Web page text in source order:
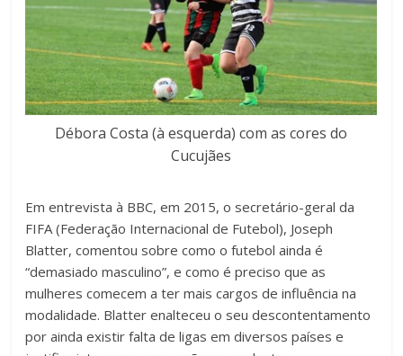
Débora Costa (à esquerda) com as cores do
Cucujães
Em entrevista à BBC, em 2015, o secretário-geral da
FIFA (Federação Internacional de Futebol), Joseph
Blatter, comentou sobre como o futebol ainda é
“demasiado masculino”, e como é preciso que as
mulheres comecem a ter mais cargos de influência na
modalidade. Blatter enalteceu o seu descontentamento
por ainda existir falta de ligas em diversos países e